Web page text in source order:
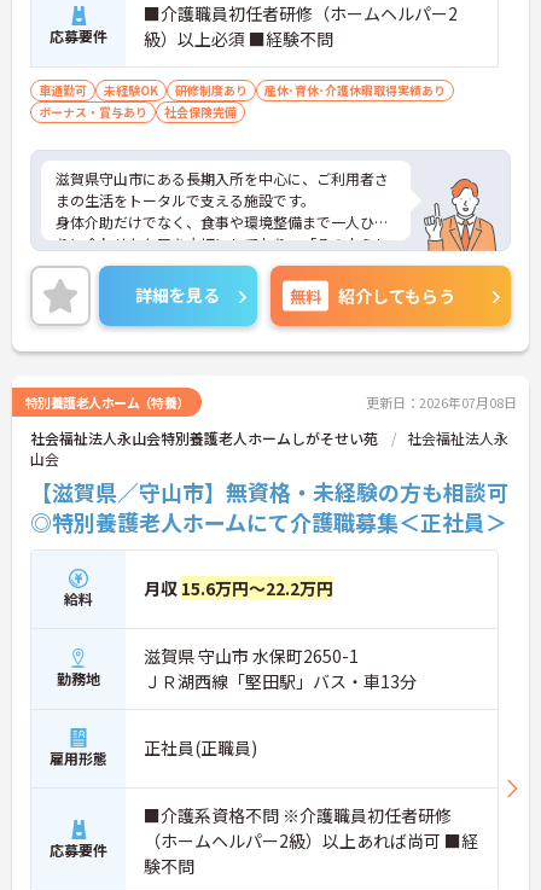
応募要件
■介護職員初任者研修（ホームヘルパー2
級）以上必須 ■経験不問
車通勤可 未経験OK 研修制度あり
産休･育休･介護休暇取得実績あり
ボーナス・賞与あり
社会保険完備
滋賀県守山市にある長期入所を中心に、ご利用者さ
まの生活をトータルで支える施設です。
身体介助だけでなく、食事や環境整備まで一人ひと
りに合わせたケアを大切にしており、「その人らし
い暮らし」を支える点が魅力です。残業は月平均
「約2時間」と少なく、週3日～勤務OK！未経験から
でも段階的に学べる体制が整っており、初めての介
護職にも安心の環境です。ご興味のある方には、面
接対策ポイントなど、さらに詳細をお話しいたしま
詳細を見る 無料 紹介してもらう
特別養護老人ホーム（特養） 更新日：2026年07月08日
社会福祉法人永山会特別養護老人ホームしがそせい苑
社会福祉法人永
山会
【滋賀県／守山市】無資格・未経験の方も相談可
◎特別養護老人ホームにて介護職募集＜正社員＞
給料 月収 15.6万円～22.2万円
勤務地
滋賀県 守山市 水保町2650-1
ＪＲ湖西線「堅田駅」バス・車13分
雇用形態 正社員(正職員)
応募要件
■介護系資格不問 ※介護職員初任者研修
（ホームヘルパー2級）以上あれば尚可 ■経
験不問